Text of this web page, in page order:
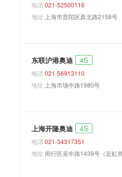
电话021-52500116
地址 上海市普陀区真北路2158号
东联沪港奥迪 4S
电话021-56913110
地址 上海市场中路1980号
上海开隆奥迪 4S
电话021-34317351
地址 闵行区吴中路1439号（近虹